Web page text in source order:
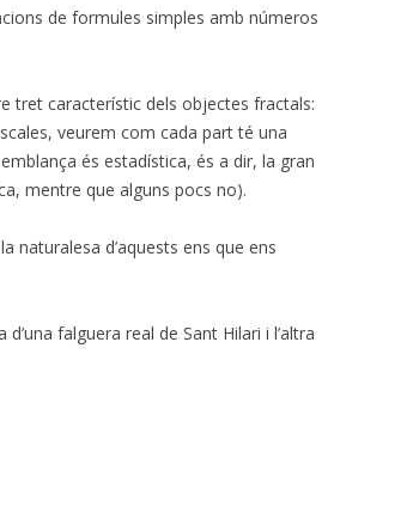
de formules simples amb números
tret característic dels objectes fractals:
veurem com cada part té una
és estadística, és a dir, la gran
mentre que alguns pocs no).
naturalesa d’aquests ens que ens
falguera real de Sant Hilari i l’altra